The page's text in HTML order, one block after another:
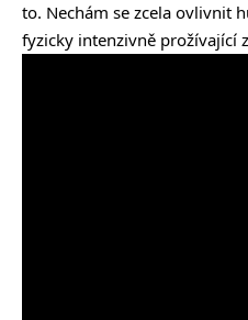
to. Nechám se zcela ovlivnit
fyzicky intenzivně prožívající